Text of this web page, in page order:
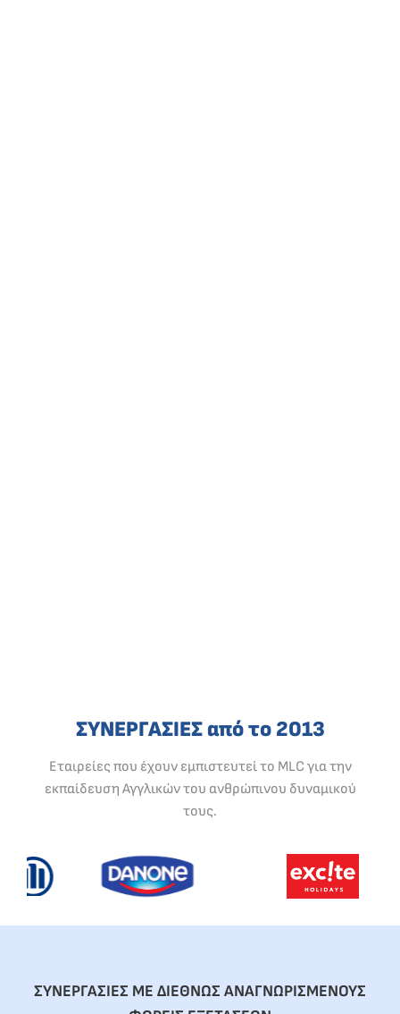
ΣΥΝΕΡΓΑΣΙΕΣ από το 2013
Εταιρείες που έχουν εμπιστευτεί το MLC για την
εκπαίδευση Αγγλικών του ανθρώπινου δυναμικού
τους.
ΣΥΝΕΡΓΑΣΙΕΣ ΜΕ ΔΙΕΘΝΩΣ ΑΝΑΓΝΩΡΙΣΜΕΝΟΥΣ